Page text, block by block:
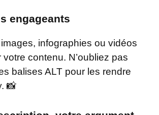
engageants
infographies ou vidéos
votre contenu. N’oubliez pas
balises ALT pour les rendre
📸